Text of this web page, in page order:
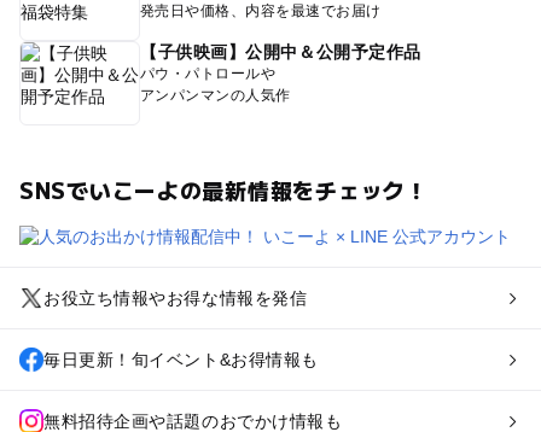
発売日や価格、内容を最速でお届け
【子供映画】公開中＆公開予定作品
パウ・パトロールや
アンパンマンの人気作
SNSでいこーよの最新情報をチェック！
お役立ち情報やお得な情報を発信
毎日更新！旬イベント&お得情報も
無料招待企画や話題のおでかけ情報も